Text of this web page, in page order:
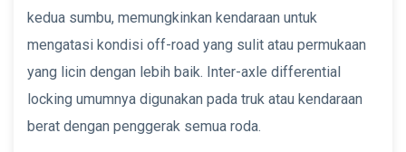
kedua sumbu, memungkinkan kendaraan untuk
mengatasi kondisi off-road yang sulit atau permukaan
yang licin dengan lebih baik. Inter-axle differential
locking umumnya digunakan pada truk atau kendaraan
berat dengan penggerak semua roda.